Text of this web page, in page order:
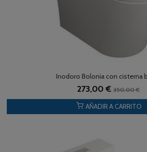
Inodoro Bolonia con cisterna
273,00 € 350,00 €
AÑADIR A CARRITO